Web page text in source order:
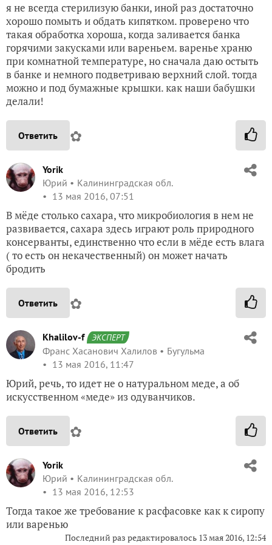
я не всегда стерилизую банки, иной раз достаточно
хорошо помыть и обдать кипятком. проверено что
такая обработка хороша, когда заливается банка
горячими закусками или вареньем. варенье храню
при комнатной температуре, но сначала даю остыть
в банке и немного подветриваю верхний слой. тогда
можно и под бумажные крышки. как наши бабушки
делали!
Ответить ✿
Yorik
Юрий
Калининградская обл.
13 мая 2016, 07:51
В мёде столько сахара, что микробиология в нем не
развивается, сахара здесь играют роль природного
консерванты, единственно что если в мёде есть влага
( то есть он некачественный) он может начать
бродить
Ответить ✿
Khalilov-f ЭКСПЕРТ
Франс Хасанович Халилов
Бугульма
13 мая 2016, 11:47
Юрий, речь, то идет не о натуральном меде, а об
искусственном «меде» из одуванчиков.
Ответить ✿
Yorik
Юрий
Калининградская обл.
13 мая 2016, 12:53
Тогда такое же требование к расфасовке как к сиропу
или варенью
Последний раз редактировалось 13 мая 2016, 12:54